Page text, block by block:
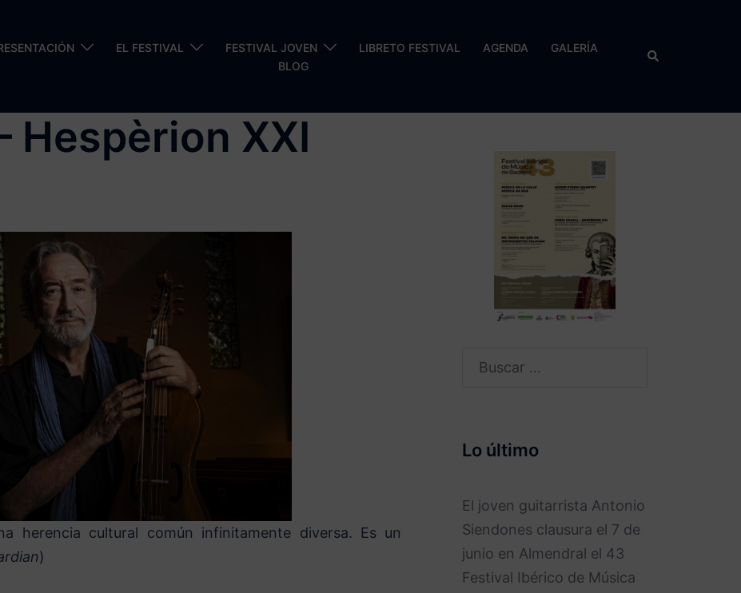
EL FESTIVAL FESTIVAL JOVEN LIBRETO FESTIVAL AGENDA
GALERÍA
BLOG
Buscar
Hespèrion XXI
herencia cultural común infinitamente diversa. Es un
)
Buscar:
Lo último
El joven guitarrista Antonio
Siendones clausura el 7 de
junio en Almendral el 43
Festival Ibérico de Música